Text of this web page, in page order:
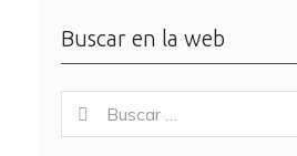
Buscar en la web
for:
Buscar